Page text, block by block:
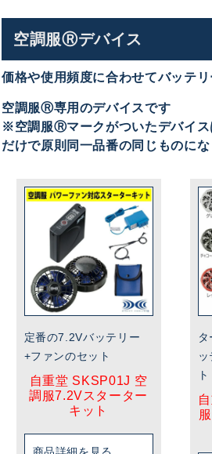
空調服Ⓡデバイス
価格や使用頻度に合わせてバッテ
空調服Ⓡ専用のデバイスです
※空調服Ⓡマークがついたデバイス
だけで原則同一品番の同じものに
定番の7.2Vバッテリー
+ファンのセット
自重堂 SKSP01J 空
調服7.2Vスターター
キット
商品詳細を見る
ト